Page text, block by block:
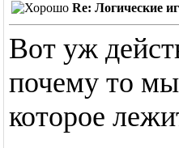
Re: Логические
Вот уж
почему то
которое